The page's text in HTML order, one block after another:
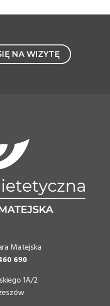
NA WIZYTĘ
Matejska
690
1A/2